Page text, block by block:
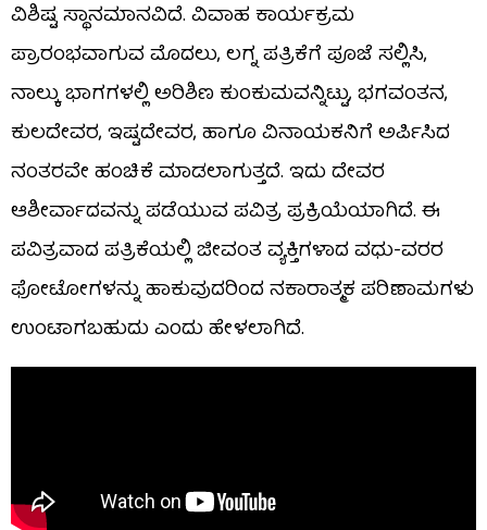
ವಿಶಿಷ್ಟ ಸ್ಥಾನಮಾನವಿದೆ. ವಿವಾಹ ಕಾರ್ಯಕ್ರಮ
ಪ್ರಾರಂಭವಾಗುವ ಮೊದಲು, ಲಗ್ನ ಪತ್ರಿಕೆಗೆ ಪೂಜೆ ಸಲ್ಲಿಸಿ,
ನಾಲ್ಕು ಭಾಗಗಳಲ್ಲಿ ಅರಿಶಿಣ ಕುಂಕುಮವನ್ನಿಟ್ಟು, ಭಗವಂತನ,
ಕುಲದೇವರ, ಇಷ್ಟದೇವರ, ಹಾಗೂ ವಿನಾಯಕನಿಗೆ ಅರ್ಪಿಸಿದ
ನಂತರವೇ ಹಂಚಿಕೆ ಮಾಡಲಾಗುತ್ತದೆ. ಇದು ದೇವರ
ಆಶೀರ್ವಾದವನ್ನು ಪಡೆಯುವ ಪವಿತ್ರ ಪ್ರಕ್ರಿಯೆಯಾಗಿದೆ. ಈ
ಪವಿತ್ರವಾದ ಪತ್ರಿಕೆಯಲ್ಲಿ ಜೀವಂತ ವ್ಯಕ್ತಿಗಳಾದ ವಧು-ವರರ
ಫೋಟೋಗಳನ್ನು ಹಾಕುವುದರಿಂದ ನಕಾರಾತ್ಮಕ ಪರಿಣಾಮಗಳು
ಉಂಟಾಗಬಹುದು ಎಂದು ಹೇಳಲಾಗಿದೆ.